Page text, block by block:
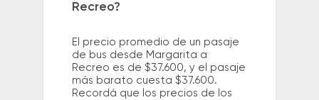
Recreo?
El precio promedio de un pasaje
de bus desde Margarita a
Recreo es de $37.600, y el pasaje
más barato cuesta $37.600.
Recordá que los precios de los